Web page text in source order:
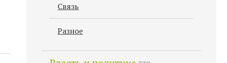
Связь
Разное